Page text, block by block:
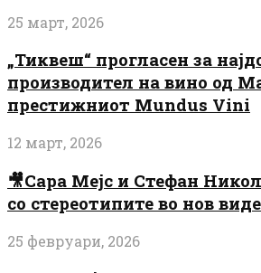
25 март, 2026
„Тиквеш“ прогласен за
производител на вино од
престижниот Mundus Vini
12 март, 2026
🎥Сара Мејс и Стефан
со стереотипите во нов
25 февруари, 2026